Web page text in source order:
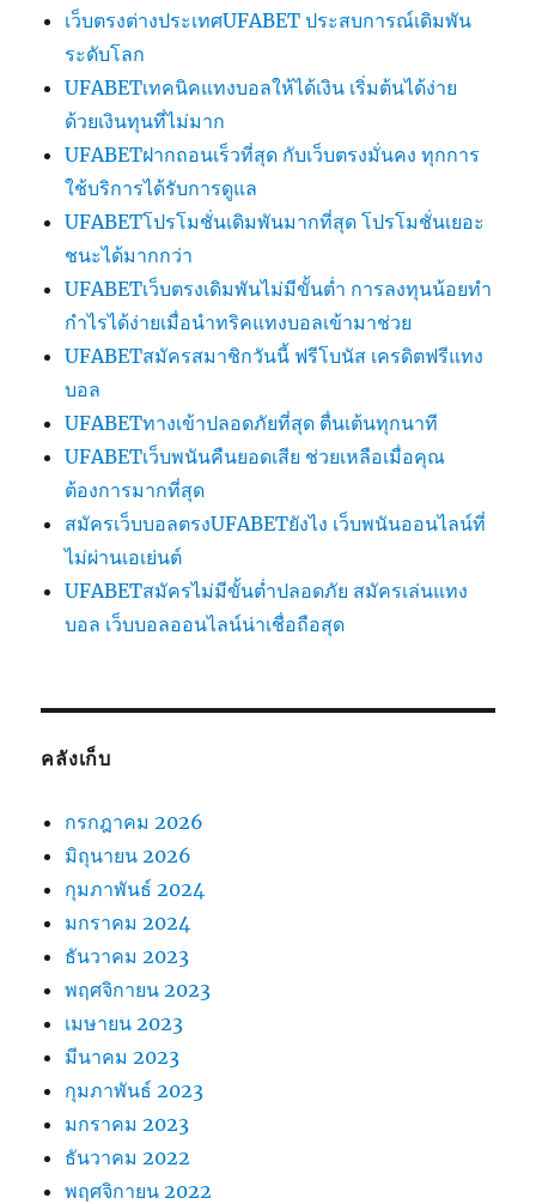
เว็บตรงต่างประเทศUFABET ประสบการณ์เดิมพัน
ระดับโลก
UFABETเทคนิคแทงบอลให้ได้เงิน เริ่มต้นได้ง่าย
ด้วยเงินทุนที่ไม่มาก
UFABETฝากถอนเร็วที่สุด กับเว็บตรงมั่นคง ทุกการ
ใช้บริการได้รับการดูแล
UFABETโปรโมชั่นเดิมพันมากที่สุด โปรโมชั่นเยอะ
ชนะได้มากกว่า
UFABETเว็บตรงเดิมพันไม่มีขั้นต่ำ การลงทุนน้อยทำ
กำไรได้ง่ายเมื่อนำทริคแทงบอลเข้ามาช่วย
UFABETสมัครสมาชิกวันนี้ ฟรีโบนัส เครดิตฟรีแทง
บอล
UFABETทางเข้าปลอดภัยที่สุด ตื่นเต้นทุกนาที
UFABETเว็บพนันคืนยอดเสีย ช่วยเหลือเมื่อคุณ
ต้องการมากที่สุด
สมัครเว็บบอลตรงUFABETยังไง เว็บพนันออนไลน์ที่
ไม่ผ่านเอเย่นต์
UFABETสมัครไม่มีขั้นต่ำปลอดภัย สมัครเล่นแทง
บอล เว็บบอลออนไลน์น่าเชื่อถือสุด
คลังเก็บ
กรกฎาคม 2026
มิถุนายน 2026
กุมภาพันธ์ 2024
มกราคม 2024
ธันวาคม 2023
พฤศจิกายน 2023
เมษายน 2023
มีนาคม 2023
กุมภาพันธ์ 2023
มกราคม 2023
ธันวาคม 2022
พฤศจิกายน 2022